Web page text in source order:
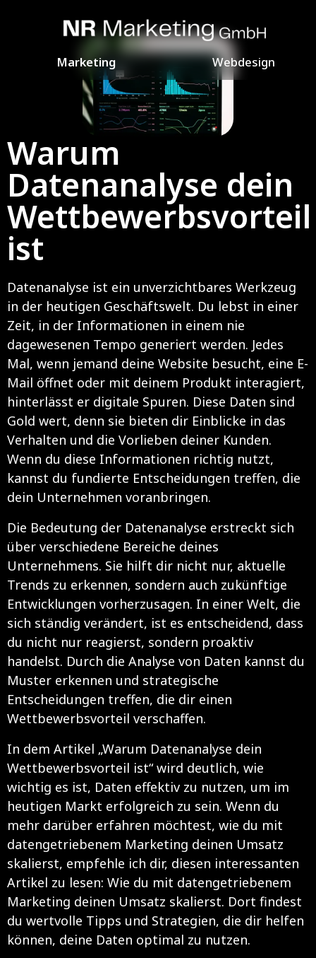
Marketing Webdesign
Warum
Datenanalyse dein
Wettbewerbsvorteil
ist
Datenanalyse ist ein unverzichtbares Werkzeug
in der heutigen Geschäftswelt. Du lebst in einer
Zeit, in der Informationen in einem nie
dagewesenen Tempo generiert werden. Jedes
Mal, wenn jemand deine Website besucht, eine E-
Mail öffnet oder mit deinem Produkt interagiert,
hinterlässt er digitale Spuren. Diese Daten sind
Gold wert, denn sie bieten dir Einblicke in das
Verhalten und die Vorlieben deiner Kunden.
Wenn du diese Informationen richtig nutzt,
kannst du fundierte Entscheidungen treffen, die
dein Unternehmen voranbringen.
Die Bedeutung der Datenanalyse erstreckt sich
über verschiedene Bereiche deines
Unternehmens. Sie hilft dir nicht nur, aktuelle
Trends zu erkennen, sondern auch zukünftige
Entwicklungen vorherzusagen. In einer Welt, die
sich ständig verändert, ist es entscheidend, dass
du nicht nur reagierst, sondern proaktiv
handelst. Durch die Analyse von Daten kannst du
Muster erkennen und strategische
Entscheidungen treffen, die dir einen
Wettbewerbsvorteil verschaffen.
In dem Artikel „Warum Datenanalyse dein
Wettbewerbsvorteil ist“ wird deutlich, wie
wichtig es ist, Daten effektiv zu nutzen, um im
heutigen Markt erfolgreich zu sein. Wenn du
mehr darüber erfahren möchtest, wie du mit
datengetriebenem Marketing deinen Umsatz
skalierst, empfehle ich dir, diesen interessanten
Artikel zu lesen: Wie du mit datengetriebenem
Marketing deinen Umsatz skalierst. Dort findest
du wertvolle Tipps und Strategien, die dir helfen
können, deine Daten optimal zu nutzen.